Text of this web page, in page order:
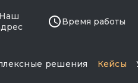
Наш
Время работы
решения Кейсы